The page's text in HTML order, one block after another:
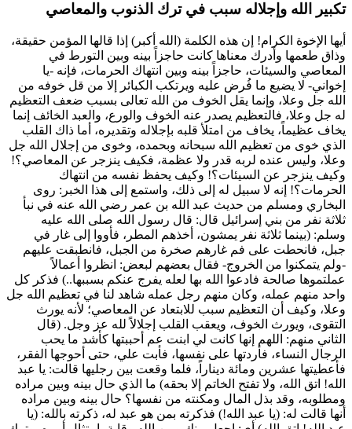
تكبير الله وإجلاله سبب في ترك الذنوب والمعاصي
أيها الإخوة الكرام! إن هذه الكلمة (الله أكبر) إذا قالها المؤمن حقيقة،
وذاق طعمها وأدرك معناها كانت حاجزاً بينه وبين التورط في
المعاصي والسيئات، حاجزاً بينه وبين انتهاك الحرمات، فإنه -يا
إخواني- لا يضيع ما فُرض عليه ويرتكب الكبائر إلا من قل خوفه من
الله جل وعلا، وإنما يقل الخوف من الله تعالى بسبب ضعف التعظيم
له جل وعلا، فالتعظيم يصدر عنه الخوف والورع، والعبد الخائف إنما
يخاف عظيماً، يخاف من امتلأ قلبه بإجلاله وتقديره، أما ذاك القلب
الذي خوى من تعظيم الله سبحانه وبحمده، وخوى من إجلال الله جل
وعلا، وليس عنده لربه قدر ولا عظمة، فكيف ينزجر عن المعاصي؟!
وكيف ينزجر عن السيئات؟! وكيف يحفظ نفسه من انتهاك
الحرمات؟! إنه لا سبيل له إلى ذلك، واستمع إلى هذا الخبر: روى
البخاري ومسلم من حديث عبد الله بن عمر رضي الله عنه في نبأ
ثلاثة نفر من بني إسرائيل قال: قال رسول الله صلى الله عليه
وسلم: (بينما ثلاثة نفر يمشون، أخذهم المطر، فأووا إلى غار في
جبل، فانحطت على فم غارهم صخرة من الجبل، فانطبقت عليهم
-ولم يتمكنوا من الخروج- فقال بعضهم لبعض: انظروا أعمالاً
عملتموها صالحة فادعوا الله بها لعله يفرج عنكم بسببها..) فذكر كل
واحد منهم عمله، وكان منهم رجل عمله شاهد لنا في تعظيم الله جل
وعلا، وكيف أن التعظيم سبب للابتعاد عن المعاصي؛ لأنه يورث
التقوى، ويورث الخوف، ويعقب القلب إجلالاً لله عز وجل. (قال
الثاني منهم: اللهم إنها كانت لي ابنت عم أحببتها كأشد ما يحب
الرجال النساء، فأردتها على نفسها، فأبت علي، حتى أحوجها الفقر،
فأعطيتها عشرين ومائة ديناراً، فلما وقعت بين رجليها قالت: يا عبد
الله! اتق الله، ولا تفتح الخاتم إلا بحقه) ما الذي حال بينه وبين مراده
ومطلوبه، وقد بذل المال ومكنته من نفسها؟ حال بينه وبين مراده
أنها قالت له: (يا عبد الله!) فذكرته بمن هو عبد له، ذكرته بالله: (يا